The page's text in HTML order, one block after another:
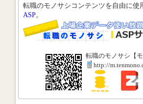
転職のモノサシコンテンツを自由に使
ASP。
転職のモノサシ【
http://